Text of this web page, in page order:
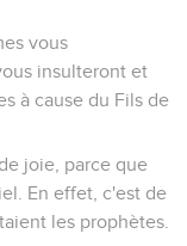
vous
insulteront et
à cause du Fils de
joie, parce que
En effet, c'est de
les prophètes.